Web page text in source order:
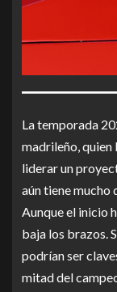
La temporada
madrileño, quien
liderar un
aún tiene mucho
Aunque el inicio
baja los brazos.
podrían ser
mitad del